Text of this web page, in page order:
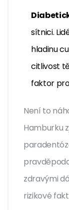
sítnici.
hladinu
citlivost
faktor
Není to
Hamburku
zdravými
rizikové